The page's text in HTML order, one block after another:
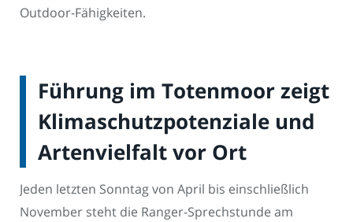
Outdoor-Fähigkeiten.
Führung im Totenmoor zeigt
Klimaschutzpotenziale und
Artenvielfalt vor Ort
Jeden letzten Sonntag von April bis einschließlich
November steht die Ranger-Sprechstunde am